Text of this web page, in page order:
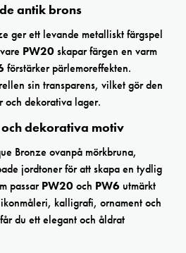
antik brons
ger ett levande metalliskt färgspel
PW20skapar färgen en varm
förstärker pärlemoreffekten.
sin transparens, vilket gör den
och dekorativa lager.
dekorativa motiv
Bronze ovanpå mörkbruna,
jordtoner för att skapa en tydlig
passarPW20och PW6 utmärkt
kalligrafi, ornament och
du ett elegant och åldrat